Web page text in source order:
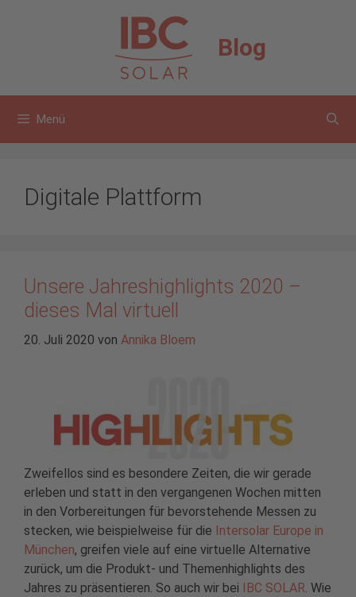
Blog
Menü
Digitale Plattform
Unsere Jahreshighlights 2020 –
dieses Mal virtuell
20. Juli 2020 von Annika Bloem
Zweifellos sind es besondere Zeiten, die wir gerade
erleben und statt in den vergangenen Wochen mitten
in den Vorbereitungen für bevorstehende Messen zu
stecken, wie beispielweise für die Intersolar Europe in
München, greifen viele auf eine virtuelle Alternative
zurück, um die Produkt- und Themenhighlights des
Jahres zu präsentieren. So auch wir bei
IBC SOLAR. Wie